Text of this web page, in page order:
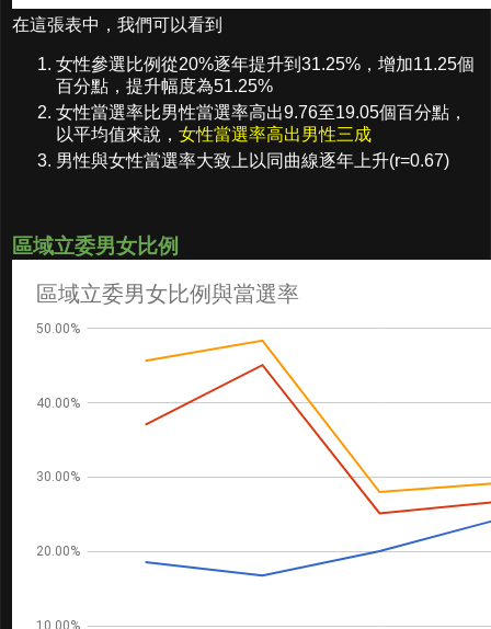
在這張表中，我們可以看到
女性參選比例從20%逐年提升到31.25%，增加11.25個
百分點，提升幅度為51.25%
女性當選率比男性當選率高出9.76至19.05個百分點，
以平均值來說， 女性當選率高出男性三成
男性與女性當選率大致上以同曲線逐年上升(r=0.67)
區域立委男女比例